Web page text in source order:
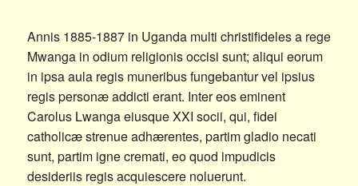
Annis 1885-1887 in Uganda multi christifideles a rege
Mwanga in odium religionis occisi sunt; aliqui eorum
in ipsa aula regis muneribus fungebantur vel ipsius
regis personæ addicti erant. Inter eos eminent
Carolus Lwanga eiusque XXI socii, qui, fidei
catholicæ strenue adhærentes, partim gladio necati
sunt, partim igne cremati, eo quod impudicis
desideriis regis acquiescere noluerunt.